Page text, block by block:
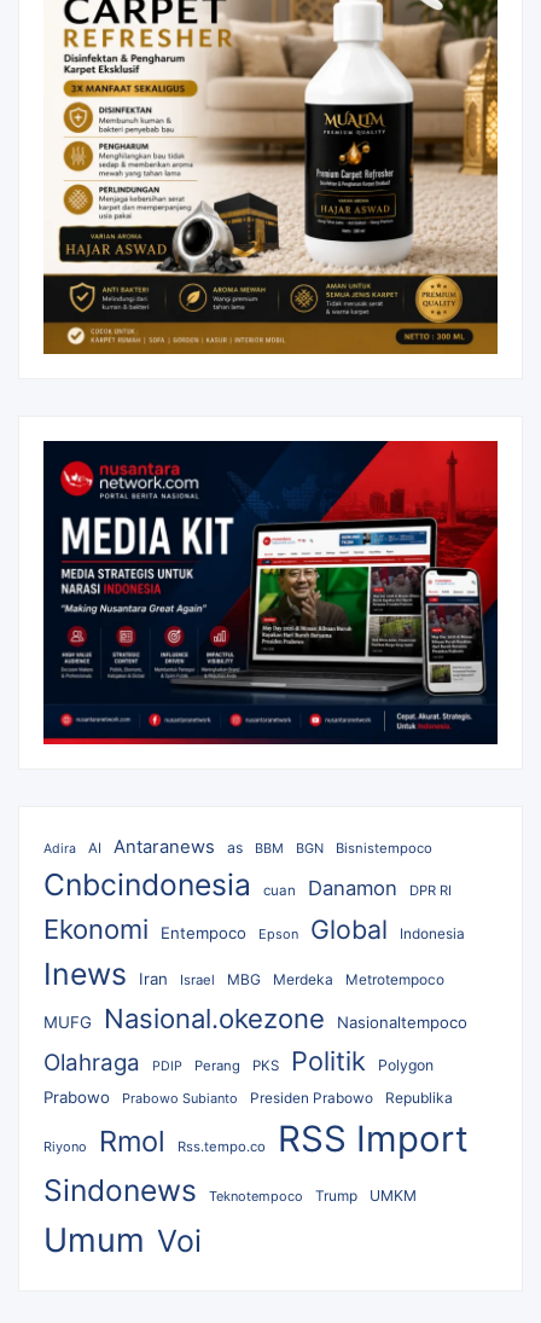
Adira AI Antaranews as BBM BGN Bisnistempoco
Cnbcindonesia cuan Danamon DPR RI
Ekonomi Entempoco Epson Global Indonesia
Inews Iran Israel MBG Merdeka Metrotempoco
MUFG Nasional.okezone Nasionaltempoco
Olahraga PDIP Perang PKS Politik Polygon
Prabowo Prabowo Subianto Presiden Prabowo Republika
Riyono Rmol Rss.tempo.co RSS Import
Sindonews Teknotempoco Trump UMKM
Umum Voi